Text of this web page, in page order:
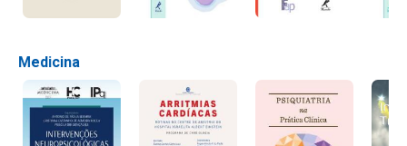
Medicina